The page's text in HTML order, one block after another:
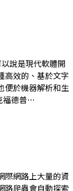
說是現代軟體開
高效的、基於文字
便於機器解析和生
福德普…
際網路上大量的資
路爬蟲會自動探索